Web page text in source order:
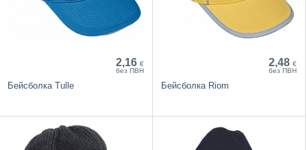
2,16 €
без ПВН
Бейсболка Tulle
2,48 €
без ПВН
Бейсболка Riom